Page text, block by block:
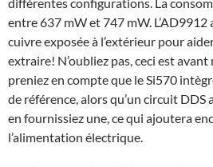
entre 637 mW et 747 mW. L’AD9912
cuivre exposée à l’extérieur pour
extraire! N’oubliez pas, ceci est avant
preniez en compte que le Si570
de référence, alors qu’un circuit DDS
en fournissiez une, ce qui ajoutera
l’alimentation électrique.